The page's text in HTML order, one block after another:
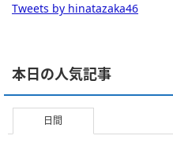
Tweets by hinatazaka46
本日の人気記事
日間